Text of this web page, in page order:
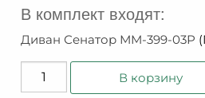
В комплект входят:
Диван Сенатор ММ-399-03Р
Количество
товара
В корзину